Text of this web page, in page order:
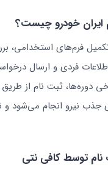
ایران خودرو چیست؟
فرم‌های استخدامی،
فردی و ارسال
دوره‌ها، ثبت نام از
جذب نیرو انجام می‌شود و
نام توسط کافی نتی